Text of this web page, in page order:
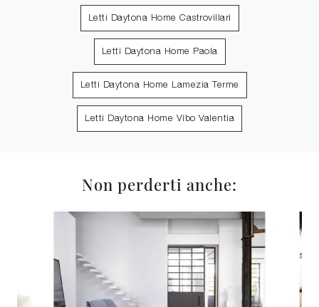
Letti Daytona Home Castrovillari
Letti Daytona Home Paola
Letti Daytona Home Lamezia Terme
Letti Daytona Home Vibo Valentia
Non perderti anche: